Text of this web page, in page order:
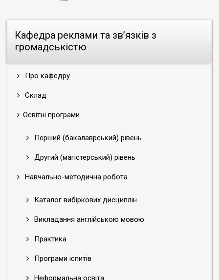
Кафедра реклами та зв’язків з
громадськістю
Про кафедру
Склад
Освітні програми
Перший (бакалаврський) рівень
Другий (магістерський) рівень
Навчально-методична робота
Каталог вибіркових дисциплін
Викладання англійською мовою
Практика
Програми іспитів
Неформальна освіта